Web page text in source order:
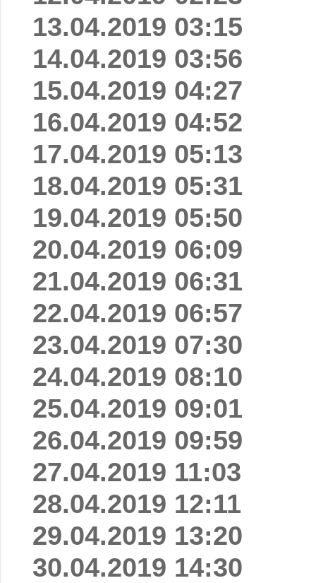
13.04.2019 03:15
14.04.2019 03:56
15.04.2019 04:27
16.04.2019 04:52
17.04.2019 05:13
18.04.2019 05:31
19.04.2019 05:50
20.04.2019 06:09
21.04.2019 06:31
22.04.2019 06:57
23.04.2019 07:30
24.04.2019 08:10
25.04.2019 09:01
26.04.2019 09:59
27.04.2019 11:03
28.04.2019 12:11
29.04.2019 13:20
30.04.2019 14:30